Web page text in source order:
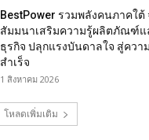
BestPower รวมพลังคนภาคใต้
สัมมนาเสริมความรู้ผลิตภัณฑ์แ
ธุรกิจ ปลุกแรงบันดาลใจ สู่ความ
สำเร็จ
1 สิงหาคม 2026
โหลดเพิ่มเติม